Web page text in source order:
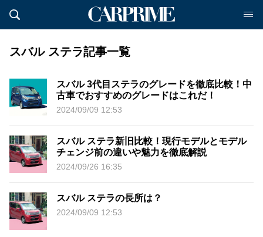
スバル ステラ記事一覧
スバル 3代目ステラのグレードを徹底比較！中
古車でおすすめのグレードはこれだ！
2024/09/09 12:53
スバル ステラ新旧比較！現行モデルとモデル
チェンジ前の違いや魅力を徹底解説
2024/09/26 16:35
スバル ステラの長所は？
2024/09/09 12:53